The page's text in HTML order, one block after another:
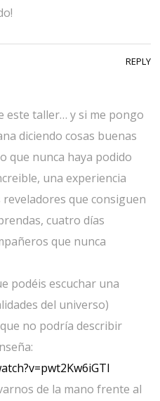
este taller… y si me pongo
diciendo cosas buenas
que nunca haya podido
una experiencia
que consiguen
cuatro días
que nunca
podéis escuchar una
del universo)
no podría describir
de la mano frente al
REPLY